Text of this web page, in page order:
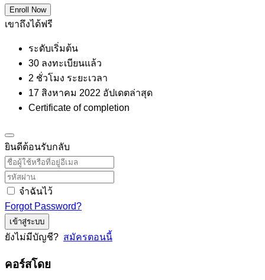
Enroll Now
เขาถึงได้ฟรี
ระดับเริ่มต้น
30 ลงทะเบียนแล้ว
2 ชั่วโมง ระยะเวลา
17 สิงหาคม 2022 อัปเดตล่าสุด
Certificate of completion
ยินดีต้อนรับกลับ
จำฉันไว้
Forgot Password?
เข้าสู่ระบบ
ยังไม่มีบัญชี? สมัครตอนนี้
คอร์สโดย